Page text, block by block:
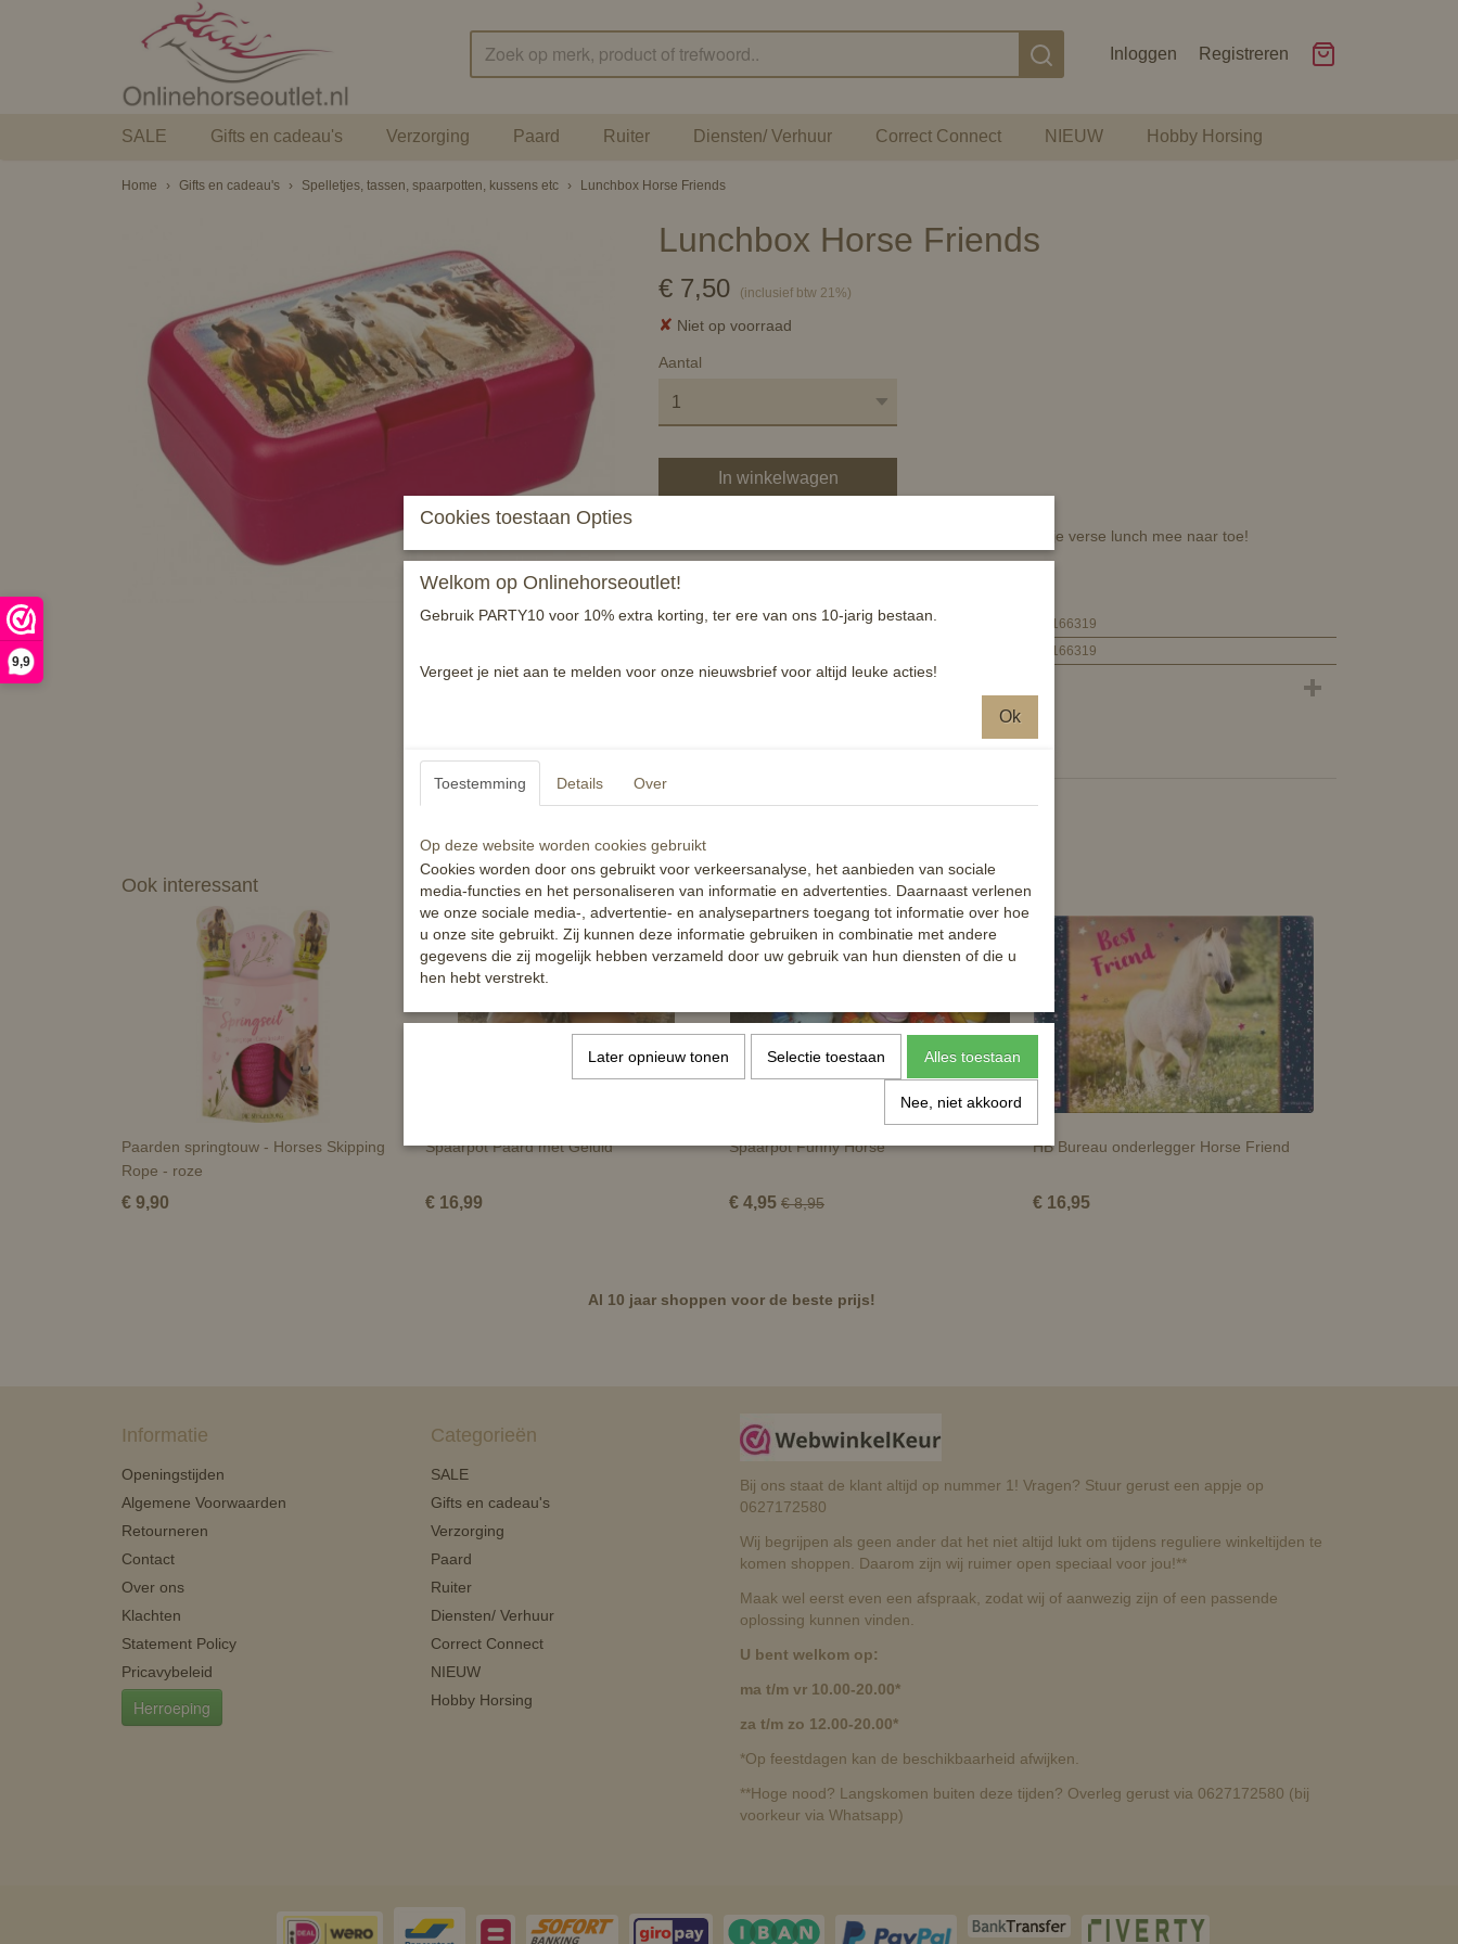
9,9
Inloggen Registreren
SALE Gifts en cadeau's Verzorging Paard Ruiter Diensten/ Verhuur Correct Connect NIEUW Hobby Horsing
Home › Gifts en cadeau's › Spelletjes, tassen, spaarpotten, kussens etc › Lunchbox Horse Friends
Lunchbox Horse Friends
€ 7,50 (inclusief btw 21%)
✘ Niet op voorraad
Aantal
In winkelwagen
Met deze super hippe lunchbox neem je makkelijk overal je verse lunch mee naar toe!
Specificaties
Productcode
4029753166319
4029753166319
Ook interessant
Paarden springtouw - Horses Skipping
Rope - roze
€ 9,90
Spaarpot Paard met Geluid
€ 16,99
Spaarpot Funny Horse
€ 4,95 € 8,95
HB Bureau onderlegger Horse Friend
€ 16,95
Al 10 jaar shoppen voor de beste prijs!
Informatie
Openingstijden
Algemene Voorwaarden
Retourneren
Contact
Over ons
Klachten
Statement Policy
Pricavybeleid
Herroeping
Categorieën
SALE
Gifts en cadeau's
Verzorging
Paard
Ruiter
Diensten/ Verhuur
Correct Connect
NIEUW
Hobby Horsing
Bij ons staat de klant altijd op nummer 1! Vragen? Stuur gerust een appje op
0627172580
Wij begrijpen als geen ander dat het niet altijd lukt om tijdens reguliere winkeltijden te
komen shoppen. Daarom zijn wij ruimer open speciaal voor jou!**
Maak wel eerst even een afspraak, zodat wij of aanwezig zijn of een passende
oplossing kunnen vinden.
U bent welkom op:
ma t/m vr 10.00-20.00*
za t/m zo 12.00-20.00*
*Op feestdagen kan de beschikbaarheid afwijken.
**Hoge nood? Langskomen buiten deze tijden? Overleg gerust via 0627172580 (bij
voorkeur via Whatsapp)
Cookies toestaan Opties
Welkom op Onlinehorseoutlet!
Gebruik PARTY10 voor 10% extra korting, ter ere van ons 10-jarig bestaan.
Vergeet je niet aan te melden voor onze nieuwsbrief voor altijd leuke acties!
Ok
Toestemming Details Over
Op deze website worden cookies gebruikt
Cookies worden door ons gebruikt voor verkeersanalyse, het aanbieden van sociale
media-functies en het personaliseren van informatie en advertenties. Daarnaast verlenen
we onze sociale media-, advertentie- en analysepartners toegang tot informatie over hoe
u onze site gebruikt. Zij kunnen deze informatie gebruiken in combinatie met andere
gegevens die zij mogelijk hebben verzameld door uw gebruik van hun diensten of die u
hen hebt verstrekt.
Later opnieuw tonen Selectie toestaan Alles toestaan
Nee, niet akkoord